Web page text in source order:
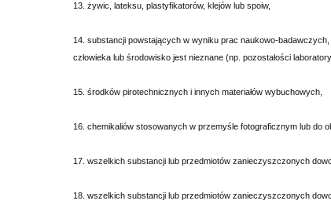
13. żywic, lateksu, plastyfikatorów, klejów lub spoiw,
14. substancji powstających w wyniku prac naukowo-
człowieka lub środowisko jest nieznane (np. pozostałości
15. środków pirotechnicznych i innych materiałów wybuchowych,
16. chemikaliów stosowanych w przemyśle fotograficznym lub do
17. wszelkich substancji lub przedmiotów zanieczyszczonych
18. wszelkich substancji lub przedmiotów zanieczyszczonych